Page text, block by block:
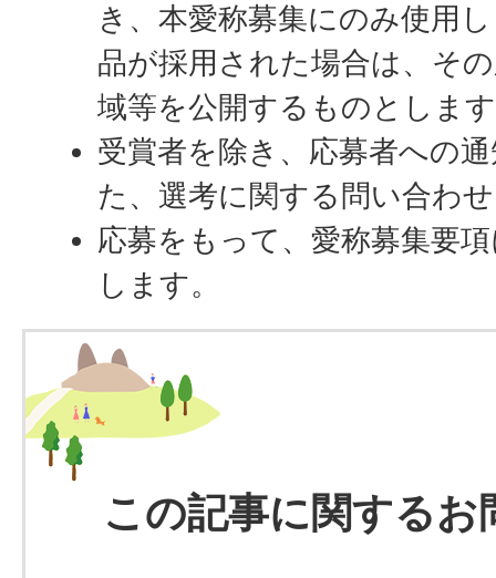
き、本愛称募集にのみ使用
品が採用された場合は、そ
域等を公開するものとしま
受賞者を除き、応募者への
た、選考に関する問い合わ
応募をもって、愛称募集要
します。
この記事に関するお